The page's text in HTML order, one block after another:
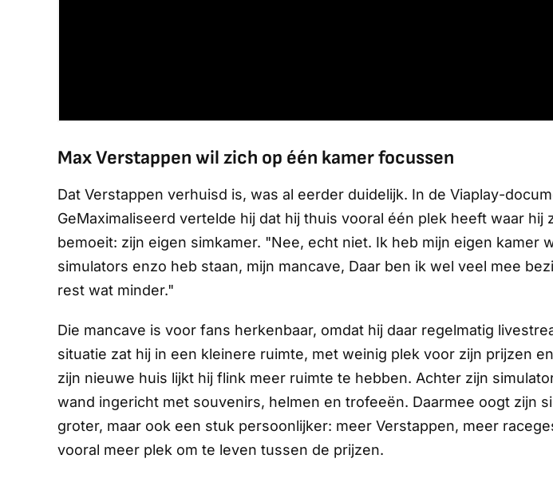
Max Verstappen wil zich op één kamer focussen
Dat Verstappen verhuisd is, was al eerder duidelijk. In de Viaplay-
GeMaximaliseerd vertelde hij dat hij thuis vooral één plek heeft waar hij
bemoeit: zijn eigen simkamer. "Nee, echt niet. Ik heb mijn eigen kamer
simulators enzo heb staan, mijn mancave, Daar ben ik wel veel mee
rest wat minder."
Die mancave is voor fans herkenbaar, omdat hij daar regelmatig
situatie zat hij in een kleinere ruimte, met weinig plek voor zijn prijzen
zijn nieuwe huis lijkt hij flink meer ruimte te hebben. Achter zijn
wand ingericht met souvenirs, helmen en trofeeën. Daarmee oogt zijn
groter, maar ook een stuk persoonlijker: meer Verstappen, meer
vooral meer plek om te leven tussen de prijzen.